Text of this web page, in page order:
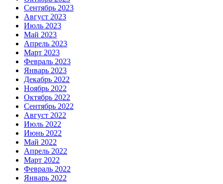
Сентябрь 2023
Август 2023
Июль 2023
Май 2023
Апрель 2023
Март 2023
Февраль 2023
Январь 2023
Декабрь 2022
Ноябрь 2022
Октябрь 2022
Сентябрь 2022
Август 2022
Июль 2022
Июнь 2022
Май 2022
Апрель 2022
Март 2022
Февраль 2022
Январь 2022